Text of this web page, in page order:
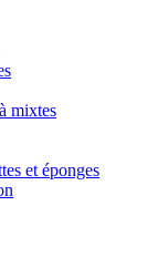
mixtes
et éponges